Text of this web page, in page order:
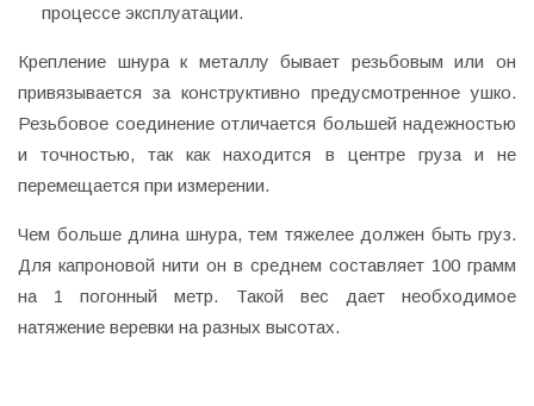
процессе эксплуатации.
Крепление шнура к металлу бывает резьбовым или он
привязывается за конструктивно предусмотренное ушко.
Резьбовое соединение отличается большей надежностью
и точностью, так как находится в центре груза и не
перемещается при измерении.
Чем больше длина шнура, тем тяжелее должен быть груз.
Для капроновой нити он в среднем составляет 100 грамм
на 1 погонный метр. Такой вес дает необходимое
натяжение веревки на разных высотах.